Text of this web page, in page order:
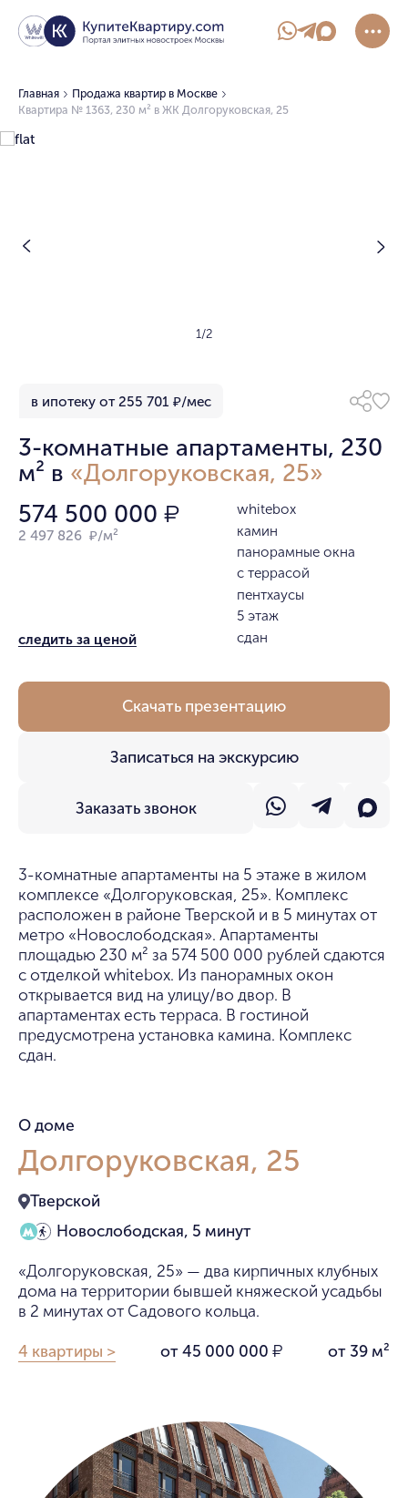
Главная
Продажа квартир в Москве
Квартира № 1363, 230 м² в ЖК Долгоруковская, 25
3-комнатные апартаменты, 230
м² в «Долгоруковская, 25»
в ипотеку от 255 701 ₽/мес
1/2
574 500 000 ₽
2 497 826 ₽/м²
следить за ценой
whitebox
камин
панорамные окна
с террасой
пентхаусы
5 этаж
сдан
Заказать звонок
Записаться на экскурсию
Скачать презентацию
3-комнатные апартаменты на 5 этаже в жилом
комплексе «Долгоруковская, 25». Комплекс
расположен в районе Тверской и в 5 минутах от
метро «Новослободская». Апартаменты
площадью 230 м² за 574 500 000 рублей сдаются
с отделкой whitebox. Из панорамных окон
открывается вид на улицу/во двор. В
апартаментах есть терраса. В гостиной
предусмотрена установка камина. Комплекс
сдан.
О доме
Долгоруковская, 25
Тверской
Новослободская, 5 минут
«Долгоруковская, 25» — два кирпичных клубных
дома на территории бывшей княжеской усадьбы
в 2 минутах от Садового кольца.
4 квартиры > от 45 000 000 ₽ от 39 м²